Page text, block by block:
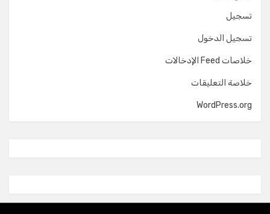
تسجيل
تسجيل الدخول
خلاصات Feed الإدخالات
خلاصة التعليقات
WordPress.org